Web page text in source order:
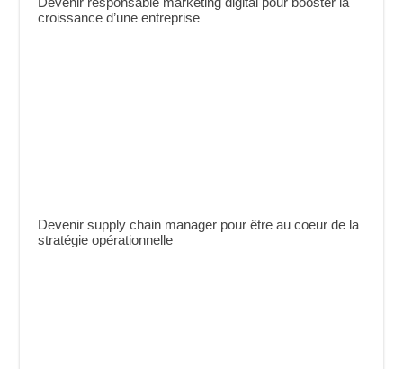
croissance d’une entreprise
Devenir supply chain manager pour être au coeur de la
stratégie opérationnelle